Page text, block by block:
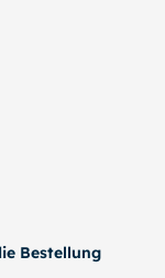
Bestellung